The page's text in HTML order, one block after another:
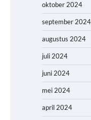
oktober 2024
september 2024
augustus 2024
juli 2024
juni 2024
mei 2024
april 2024